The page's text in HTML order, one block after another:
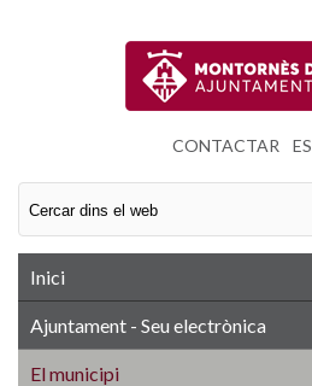
CONTACTAR ES
Inici
Ajuntament - Seu electrònica
El municipi